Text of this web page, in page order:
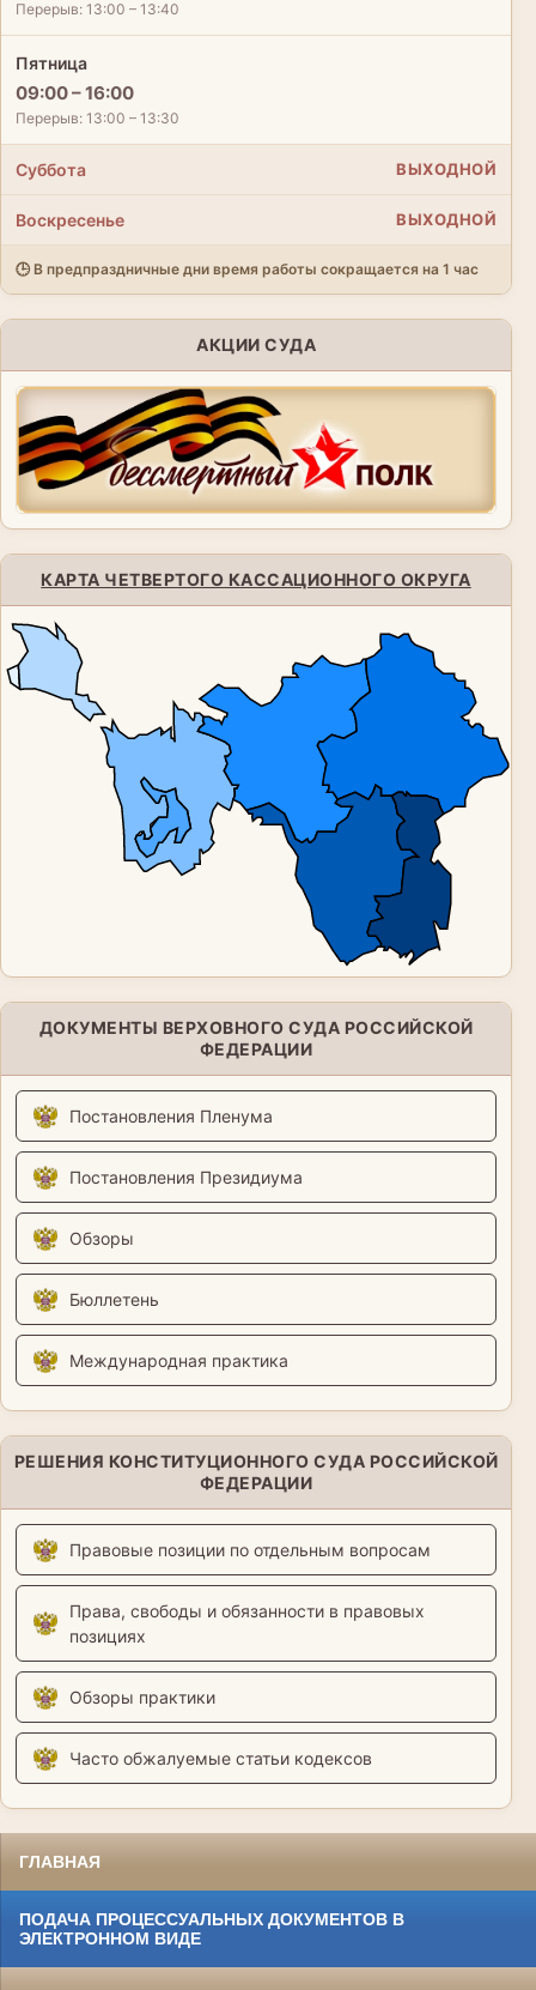
Перерыв: 13:00 – 13:40
Пятница
09:00 – 16:00
Перерыв: 13:00 – 13:30
Суббота ВЫХОДНОЙ
Воскресенье ВЫХОДНОЙ
🕒 В предпраздничные дни время работы сокращается на 1 час
АКЦИИ СУДА
КАРТА ЧЕТВЕРТОГО КАССАЦИОННОГО ОКРУГА
ДОКУМЕНТЫ ВЕРХОВНОГО СУДА РОССИЙСКОЙ
ФЕДЕРАЦИИ
Постановления Пленума
Постановления Президиума
Обзоры
Бюллетень
Международная практика
РЕШЕНИЯ КОНСТИТУЦИОННОГО СУДА РОССИЙСКОЙ
ФЕДЕРАЦИИ
Правовые позиции по отдельным вопросам
Права, свободы и обязанности в правовых
позициях
Обзоры практики
Часто обжалуемые статьи кодексов
ГЛАВНАЯ
ПОДАЧА ПРОЦЕССУАЛЬНЫХ ДОКУМЕНТОВ В
ЭЛЕКТРОННОМ ВИДЕ